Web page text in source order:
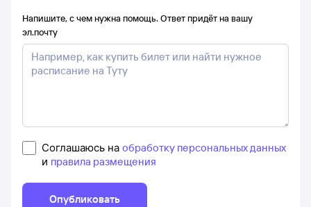
Напишите, с чем нужна помощь. Ответ придёт на вашу
эл.почту
Соглашаюсь на обработку персональных данных
и правила размещения
Опубликовать